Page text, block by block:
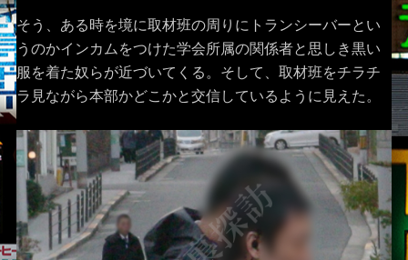
そう、ある時を境に取材班の周りにトランシーバーとい
うのかインカムをつけた学会所属の関係者と思しき黒い
服を着た奴らが近づいてくる。そして、取材班をチラチ
ラ見ながら本部かどこかと交信しているように見えた。